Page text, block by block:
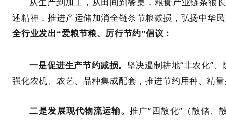
述精神，推进产运储加消全链条节粮减损，弘扬中华
全行业发出“爱粮节粮、厉行节约”倡议：
一是促进生产节约减损。 坚决遏制耕地“非农化”
强化农机、农艺、品种集成配套，推进节约用种、精
二是发展现代物流运输。推广“四散化”（散储、